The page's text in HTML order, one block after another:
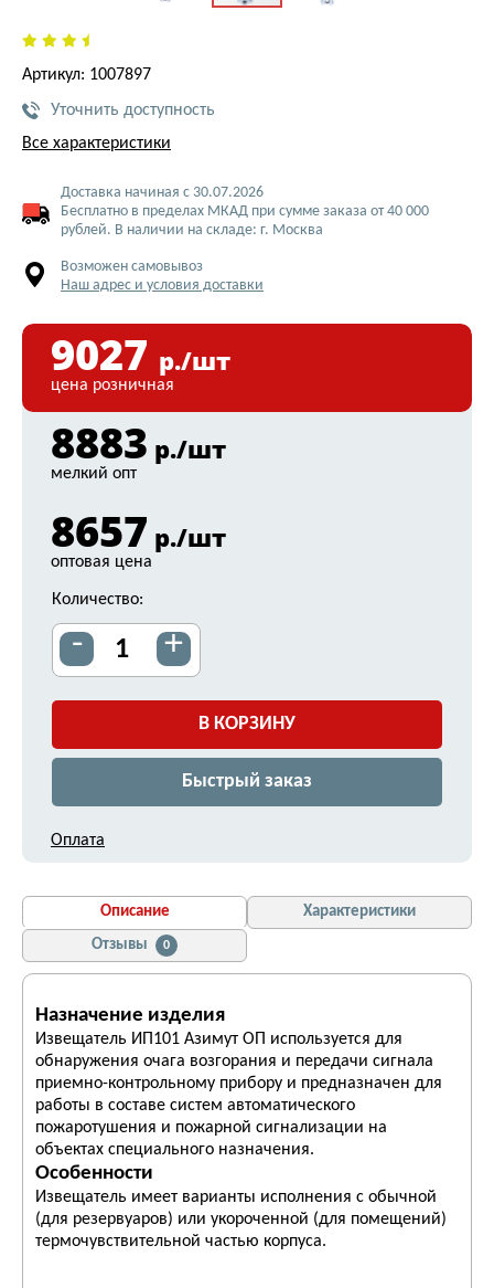
Артикул: 1007897
Уточнить доступность
Все характеристики
Доставка начиная с 30.07.2026
Бесплатно в пределах МКАД при сумме заказа от 40 000
рублей. В наличии на складе: г. Москва
Возможен самовывоз
Наш адрес и условия доставки
9027 р./шт
цена розничная
8883 р./шт
мелкий опт
8657 р./шт
оптовая цена
Количество:
- +
В КОРЗИНУ
Быстрый заказ
Оплата
Описание
Характеристики
Отзывы
0
Назначение изделия
Извещатель ИП101 Азимут ОП используется для
обнаружения очага возгорания и передачи сигнала
приемно-контрольному прибору и предназначен для
работы в составе систем автоматического
пожаротушения и пожарной сигнализации на
объектах специального назначения.
Особенности
Извещатель имеет варианты исполнения с обычной
(для резервуаров) или укороченной (для помещений)
термочувствительной частью корпуса.